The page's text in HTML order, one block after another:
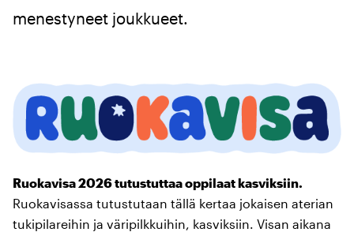
menestyneet joukkueet.
Ruokavisa 2026 tutustuttaa oppilaat kasviksiin.
Ruokavisassa tutustutaan tällä kertaa jokaisen aterian
tukipilareihin ja väripilkkuihin, kasviksiin. Visan aikana